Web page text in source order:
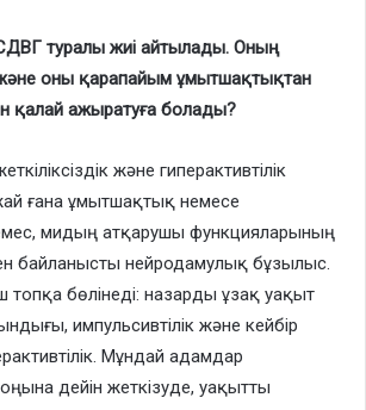
туралы жиі айтылады. Оның
және оны қарапайым ұмытшақтықтан
қалай ажыратуға болады?
және гиперактивтілік
ғана ұмытшақтық немесе
мидың атқарушы функцияларының
байланысты нейродамулық бұзылыс.
үш топқа бөлінеді: назарды ұзақ уақыт
импульсивтілік және кейбір
Мұндай адамдар
дейін жеткізуде, уақытты